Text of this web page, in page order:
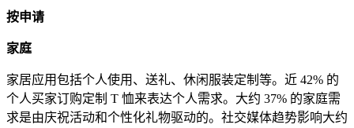
按申请
家庭
家居应用包括个人使用、送礼、休闲服装定制等。近 42% 的
个人买家订购定制 T 恤来表达个人需求。大约 37% 的家庭需
求是由庆祝活动和个性化礼物驱动的。社交媒体趋势影响大约